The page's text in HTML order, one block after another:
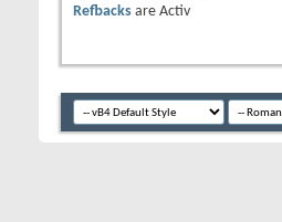
Refbacks are Activ